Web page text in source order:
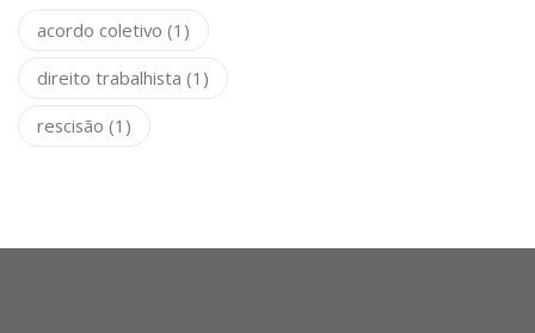
acordo coletivo (1)
direito trabalhista (1)
rescisão (1)